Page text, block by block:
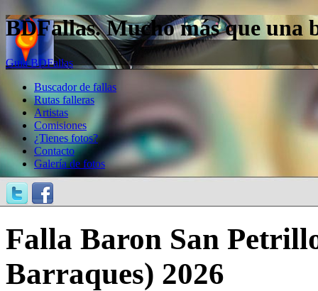
BDFallas. Mucho más que una
Guía BDFallas
Buscador de fallas
Rutas falleras
Artistas
Comisiones
¿Tienes fotos?
Contacto
Galería de fotos
Falla Baron San
Barraques) 2026